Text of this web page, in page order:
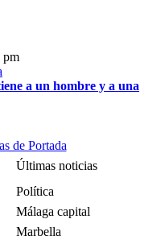
pm
a un hombre y a una
de Portada
Últimas noticias
Política
Málaga capital
Marbella